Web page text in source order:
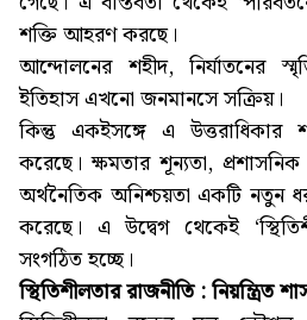
শক্তি আহরণ করছে।
আন্দোলনের শহীদ, নির্যাতনের
ইতিহাস এখনো জনমানসে সক্রিয়।
কিন্তু একইসঙ্গে এ
করেছে। ক্ষমতার শূন্যতা,
অর্থনৈতিক অনিশ্চয়তা একটি নতুন
করেছে। এ উদ্বেগ থেকেই
সংগঠিত হচ্ছে।
স্থিতিশীলতার রাজনীতি : নিয়ন্ত্রিত